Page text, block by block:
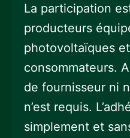
La participation
producteurs
photovoltaïques
consommateurs.
de fournisseur ni
n’est requis.
simplement et